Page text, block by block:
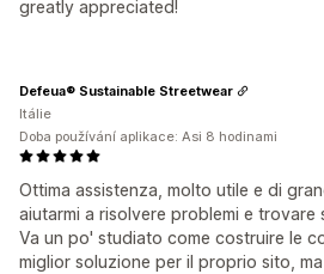
greatly appreciated!
Ottima assistenza, molto utile e di
aiutarmi a risolvere problemi e trovare
Va un po' studiato come costruire le
miglior soluzione per il proprio sito,
Defeua® Sustainable Streetwear
Itálie
Doba používání aplikace: Asi 8 hodinami